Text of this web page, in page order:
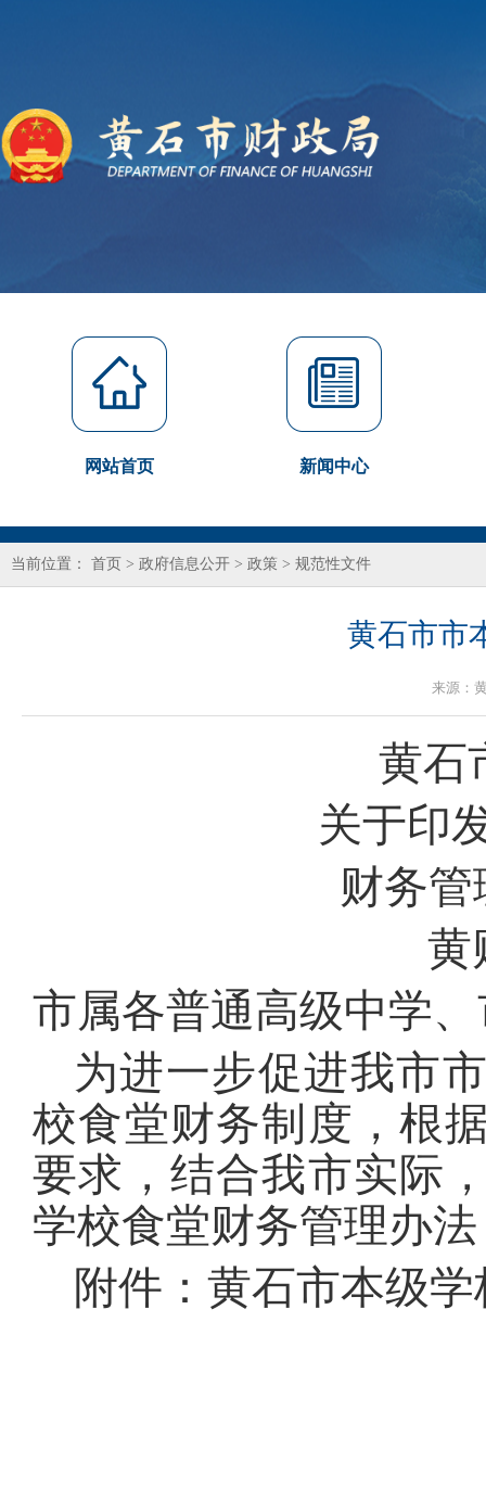
网站首页 新闻中心
当前位置： 首页 > 政府信息公开 > 政策 > 规范性文件
黄石市市
来源：
黄石
关于印
财务
黄
市属各普通高级中学
为进一步促进我市
校食堂财务制度，根
要求，结合我市实际
学校食堂财务管理办
附件：黄石市本级